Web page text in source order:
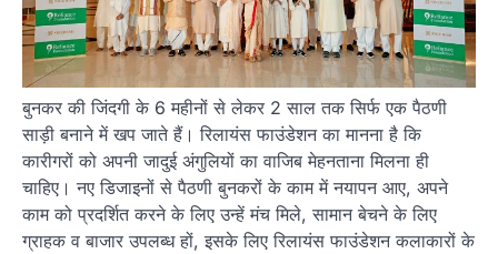
बुनकर की जिंदगी के 6 महीनों से लेकर 2 साल तक सिर्फ एक पैठणी
साड़ी बनाने में खप जाते हैं। रिलायंस फाउंडेशन का मानना है कि
कारीगरों को अपनी जादुई अंगुलियों का वाजिब मेहनताना मिलना ही
चाहिए। नए डिजाइनों से पैठणी बुनकरों के काम में नयापन आए, अपने
काम को प्रदर्शित करने के लिए उन्हें मंच मिले, सामान बेचने के लिए
ग्राहक व बाजार उपलब्ध हों, इसके लिए रिलायंस फाउंडेशन कलाकारों के